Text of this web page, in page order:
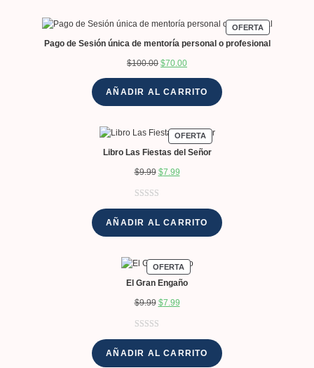
OFERTA
Pago de Sesión única de mentoría personal o profesional
$100.00 $70.00
AÑADIR AL CARRITO
OFERTA
Libro Las Fiestas del Señor
$9.99 $7.99
5.00de 5 en
un cliente
AÑADIR AL CARRITO
OFERTA
El Gran Engaño
$9.99 $7.99
con 4.33de
AÑADIR AL CARRITO